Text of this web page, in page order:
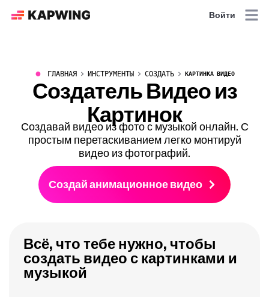
Войти
● ГЛАВНАЯ ИНСТРУМЕНТЫ СОЗДАТЬ КАРТИНКА ВИДЕО
Создатель Видео из
Картинок
Создавай видео из фото с музыкой онлайн. С
простым перетаскиванием легко монтируй
видео из фотографий.
Создай анимационное видео
Всё, что тебе нужно, чтобы
создать видео с картинками и
музыкой